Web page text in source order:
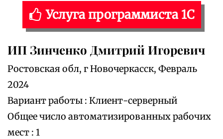
Услуга программиста 1С
ИП Зинченко Дмитрий Игоревич
Ростовская обл, г Новочеркасск, Февраль
2024
Вариант работы : Клиент-серверный
Общее число автоматизированных рабочих
мест : 1